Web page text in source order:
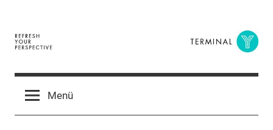
springen
Terminal
Y
Digital
BusinessMenü